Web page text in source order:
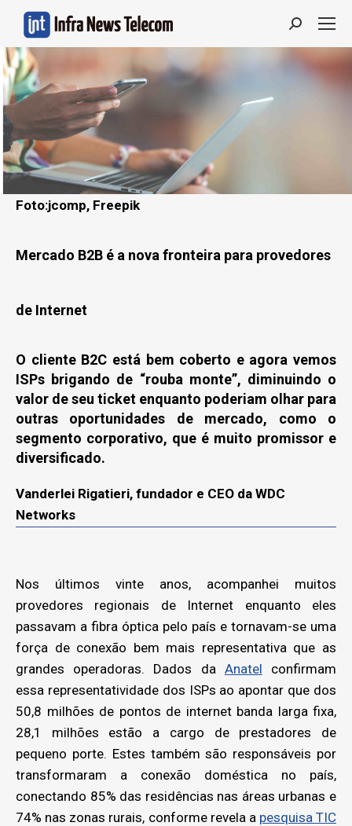
Search:
Foto:jcomp, Freepik
Mercado B2B é a nova fronteira para provedores
de Internet
O cliente B2C está bem coberto e agora vemos
ISPs brigando de “rouba monte”, diminuindo o
valor de seu ticket enquanto poderiam olhar para
outras oportunidades de mercado, como o
segmento corporativo, que é muito promissor e
diversificado.
Vanderlei Rigatieri, fundador e CEO da WDC
Networks
Nos últimos vinte anos, acompanhei muitos
provedores regionais de Internet enquanto eles
passavam a fibra óptica pelo país e tornavam-se uma
força de conexão bem mais representativa que as
grandes operadoras. Dados da Anatel confirmam
essa representatividade dos ISPs ao apontar que dos
50,8 milhões de pontos de internet banda larga fixa,
28,1 milhões estão a cargo de prestadores de
pequeno porte. Estes também são responsáveis por
transformaram a conexão doméstica no país,
conectando 85% das residências nas áreas urbanas e
74% nas zonas rurais, conforme revela a pesquisa TIC